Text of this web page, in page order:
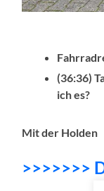
(36:36)
ich es?
Mit der Holden
>>>>>>>